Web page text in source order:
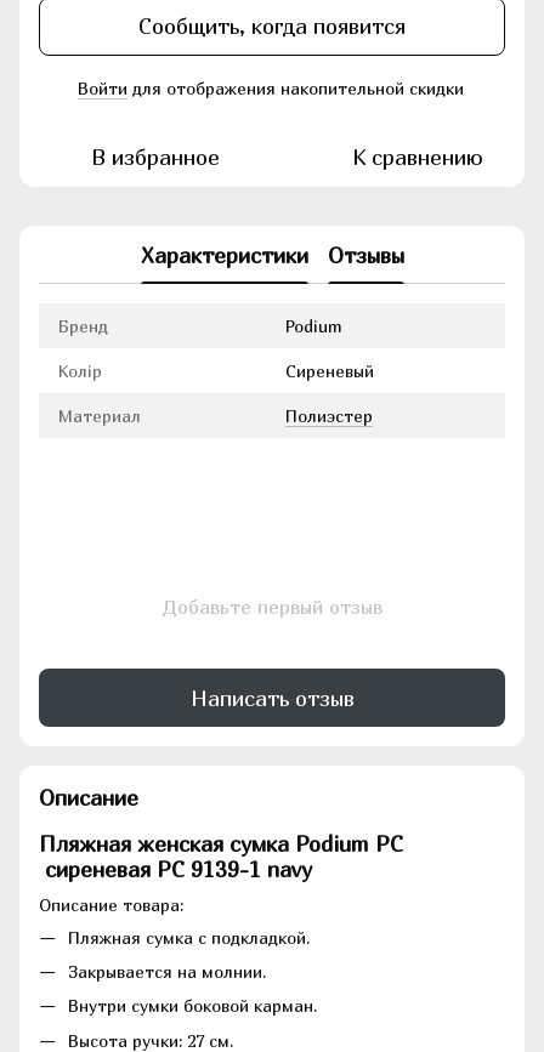
Сообщить, когда появится
Войти для отображения накопительной скидки
В избранное К сравнению
Характеристики Отзывы
Бренд Podium
Колір Сиреневый
Материал Полиэстер
Добавьте первый отзыв
Написать отзыв
Описание
Пляжная женская сумка Podium PC
сиреневая PC 9139-1 navy
Описание товара:
Пляжная сумка с подкладкой.
Закрывается на молнии.
Внутри сумки боковой карман.
Высота ручки: 27 см.